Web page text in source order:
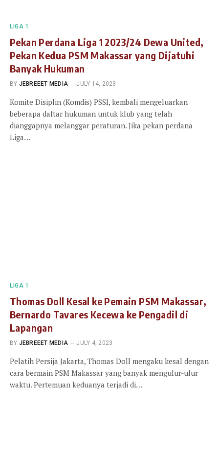
LIGA 1
Pekan Perdana Liga 1 2023/24 Dewa United,
Pekan Kedua PSM Makassar yang Dijatuhi
Banyak Hukuman
BY JEBREEET MEDIA JULY 14, 2023
Komite Disiplin (Komdis) PSSI, kembali mengeluarkan
beberapa daftar hukuman untuk klub yang telah
dianggapnya melanggar peraturan. Jika pekan perdana
Liga…
LIGA 1
Thomas Doll Kesal ke Pemain PSM Makassar,
Bernardo Tavares Kecewa ke Pengadil di
Lapangan
BY JEBREEET MEDIA JULY 4, 2023
Pelatih Persija Jakarta, Thomas Doll mengaku kesal dengan
cara bermain PSM Makassar yang banyak mengulur-ulur
waktu. Pertemuan keduanya terjadi di…